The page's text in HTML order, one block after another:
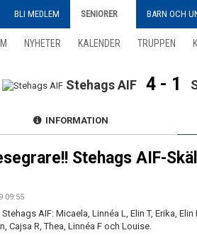
BLI MEDLEM SENIORER BARN OCH
NYHETER KALENDER TRUPPEN
Stehags AIF 4 - 1
INFORMATION
Stehags AIF-
09:55
AIF: Micaela, Linnéa L, Elin T, Erika,
Cajsa R, Thea, Linnéa F och Louise.